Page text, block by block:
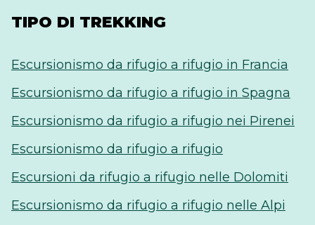
TIPO DI TREKKING
Escursionismo da rifugio a rifugio in Francia
Escursionismo da rifugio a rifugio in Spagna
Escursionismo da rifugio a rifugio nei Pirenei
Escursionismo da rifugio a rifugio
Escursioni da rifugio a rifugio nelle Dolomiti
Escursionismo da rifugio a rifugio nelle Alpi